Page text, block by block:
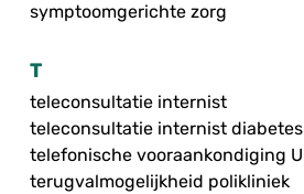
symptoomgerichte zorg
T
teleconsultatie internist
teleconsultatie internist diabetes
telefonische vooraankondiging
terugvalmogelijkheid polikliniek